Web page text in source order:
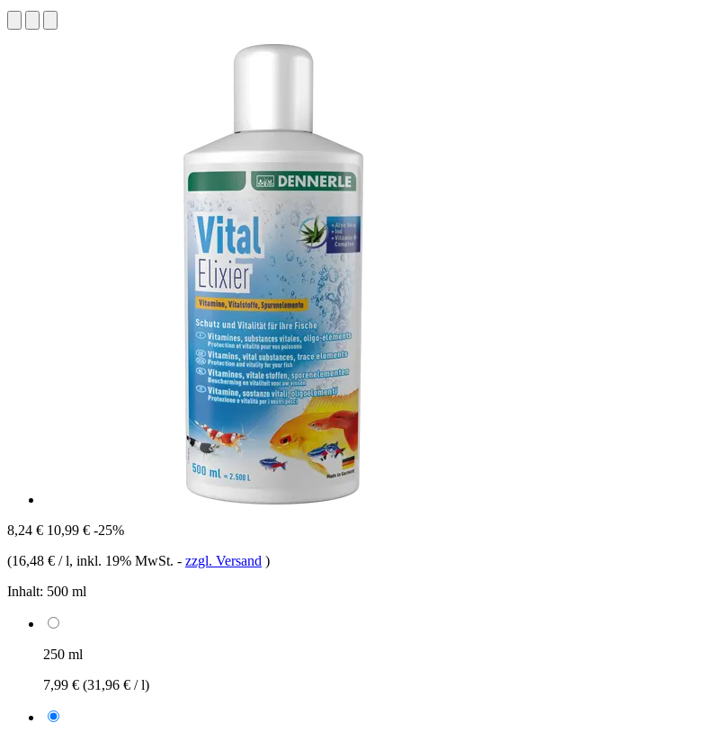
8,24 € 10,99 € -25%
(16,48 € / l, inkl. 19% MwSt. - zzgl. Versand )
Inhalt: 500 ml
250 ml
7,99 € (31,96 € / l)